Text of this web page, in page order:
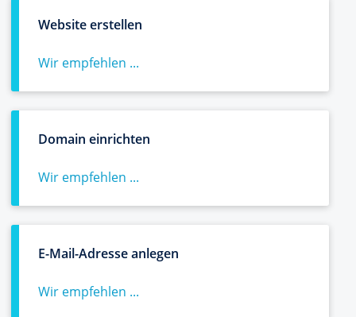
Website erstellen
Wir empfehlen ...
Domain einrichten
Wir empfehlen ...
E-Mail-Adresse anlegen
Wir empfehlen ...